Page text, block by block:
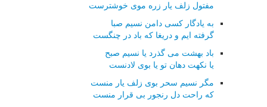
مفتول زلف یار زره موی خوشترست
به یادگار کسی دامن نسیم صبا
گرفته ایم و دریغا که باد در چنگست
باد بهشت می گذرد یا نسیم صبح
یا نکهت دهان تو یا بوی لادنست
مگر نسیم سحر بوی زلف یار منست
که راحت دل رنجور بی قرار منست